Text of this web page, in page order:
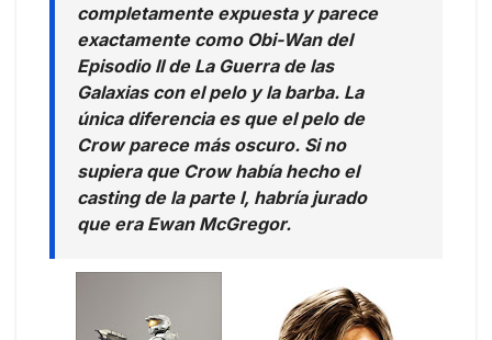
completamente expuesta y parece
exactamente como Obi-Wan del
Episodio II de La Guerra de las
Galaxias con el pelo y la barba. La
única diferencia es que el pelo de
Crow parece más oscuro. Si no
supiera que Crow había hecho el
casting de la parte I, habría jurado
que era Ewan McGregor.